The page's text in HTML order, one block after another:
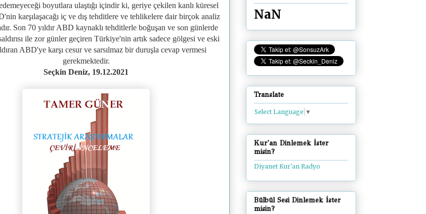
boyutlara ulaştığı içindir ki, geriye çekilen kanlı küresel
karşılaşacağı iç ve dış tehditlere ve tehlikelere dair birçok analiz
Son 70 yıldır ABD kaynaklı tehditlerle boğuşan ve son günlerde
ile zor günler geçiren Türkiye'nin artık sadece gölgesi ve eski
ABD'ye karşı cesur ve sarsılmaz bir duruşla cevap vermesi
gerekmektedir.
Seçkin Deniz, 19.12.2021
NaN
Translate
Select Language ▼
Kur'an Dinlemek İster
misin?
Diyanet Kur'an Radyo
Bülbül Sesi Dinlemek İster
misin?